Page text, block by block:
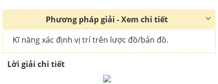
Phương pháp giải - Xem chi tiết
Kĩ năng xác định vị trí trên lược đồ/bản đồ.
Lời giải chi tiết